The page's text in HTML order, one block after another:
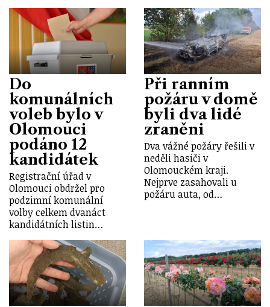
Do
komunálních
voleb bylo v
Olomouci
podáno 12
kandidátek
Registrační úřad v
Olomouci obdržel pro
podzimní komunální
volby celkem dvanáct
kandidátních listin…
Při ranním
požáru v domě
byli dva lidé
zraněni
Dva vážné požáry řešili v
neděli hasiči v
Olomouckém kraji.
Nejprve zasahovali u
požáru auta, od…